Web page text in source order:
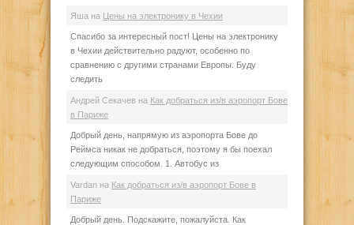
Яша на Цены на электронику в Чехии
Спасибо за интересный пост! Цены на электронику
в Чехии действительно радуют, особенно по
сравнению с другими странами Европы. Буду
следить
Андрей Секачев на Как добраться из/в аэропорт Бове
в Париже
Добрый день, напрямую из аэропорта Бове до
Реймса никак не добраться, поэтому я бы поехал
следующим способом. 1. Автобус из
Vardan на Как добраться из/в аэропорт Бове в
Париже
Добрый день. Подскажите, пожалуйста. Как